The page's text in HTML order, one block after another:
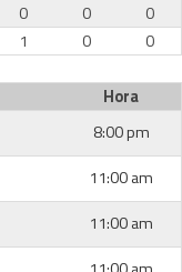
0 0
0
1 0 0
Hora
8:00 pm
11:00 am
11:00 am